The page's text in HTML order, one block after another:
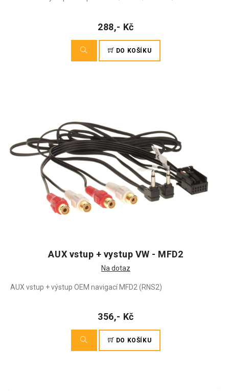
288,- Kč
DO KOŠÍKU
AUX vstup + vystup VW - MFD2
Na dotaz
AUX vstup + výstup OEM navigací MFD2 (RNS2)
356,- Kč
DO KOŠÍKU